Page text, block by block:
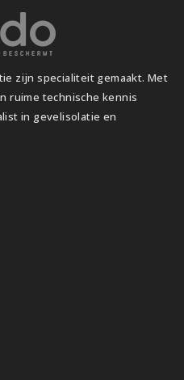
zijn specialiteit gemaakt. Met
ruime technische kennis
in gevelisolatie en